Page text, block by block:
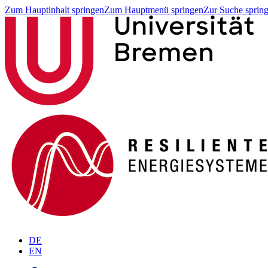
Zum Hauptinhalt springenZum Hauptmenü springenZur Suche
DE
EN